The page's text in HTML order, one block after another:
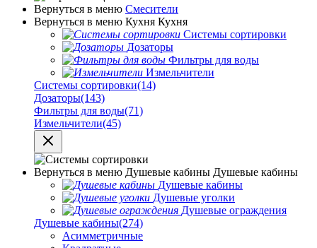
Вернуться в меню Смесители
Вернуться в меню Кухня Кухня
Системы сортировки
Дозаторы
Фильтры для воды
Измельчители
Системы сортировки(14)
Дозаторы(143)
Фильтры для воды(71)
Измельчители(45)
Вернуться в меню Душевые кабины Душевые кабины
Душевые кабины
Душевые уголки
Душевые ограждения
Душевые кабины(274)
Асимметричные